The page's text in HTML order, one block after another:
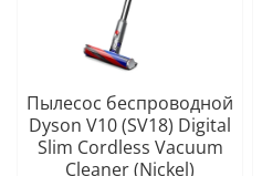
Пылесос беспроводной
Dyson V10 (SV18) Digital
Slim Cordless Vacuum
Cleaner (Nickel)